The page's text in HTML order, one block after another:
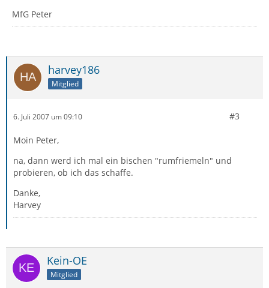
MfG Peter
harvey186
Mitglied
6. Juli 2007 um 09:10 #3
Moin Peter,
na, dann werd ich mal ein bischen "rumfriemeln" und
probieren, ob ich das schaffe.
Danke,
Harvey
Kein-OE
Mitglied